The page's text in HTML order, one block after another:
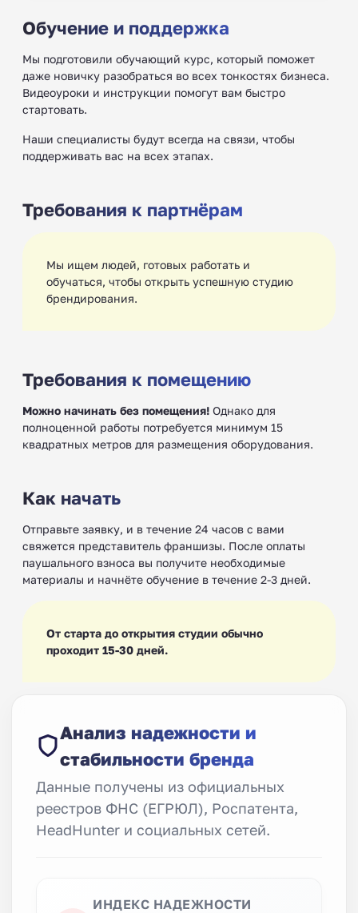
Обучение и поддержка
Мы подготовили обучающий курс, который поможет
даже новичку разобраться во всех тонкостях бизнеса.
Видеоуроки и инструкции помогут вам быстро
стартовать.
Наши специалисты будут всегда на связи, чтобы
поддерживать вас на всех этапах.
Требования к партнёрам
Мы ищем людей, готовых работать и
обучаться, чтобы открыть успешную студию
брендирования.
Требования к помещению
Можно начинать без помещения! Однако для
полноценной работы потребуется минимум 15
квадратных метров для размещения оборудования.
Как начать
Отправьте заявку, и в течение 24 часов с вами
свяжется представитель франшизы. После оплаты
паушального взноса вы получите необходимые
материалы и начнёте обучение в течение 2-3 дней.
От старта до открытия студии обычно
проходит 15-30 дней.
Анализ надежности и
стабильности бренда
Данные получены из официальных
реестров ФНС (ЕГРЮЛ), Роспатента,
HeadHunter и социальных сетей.
ИНДЕКС НАДЕЖНОСТИ